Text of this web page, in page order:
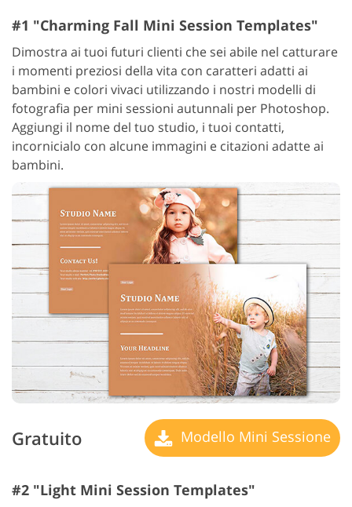
#1 "Charming Fall Mini Session Templates"
Dimostra ai tuoi futuri clienti che sei abile nel catturare
i momenti preziosi della vita con caratteri adatti ai
bambini e colori vivaci utilizzando i nostri modelli di
fotografia per mini sessioni autunnali per Photoshop.
Aggiungi il nome del tuo studio, i tuoi contatti,
incornicialo con alcune immagini e citazioni adatte ai
bambini.
Gratuito Modello Mini Sessione
#2 "Light Mini Session Templates"